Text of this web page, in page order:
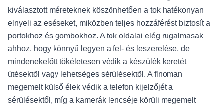
kiválasztott méreteknek köszönhetően a tok hatékonyan
elnyeli az eséseket, miközben teljes hozzáférést biztosít a
portokhoz és gombokhoz. A tok oldalai elég rugalmasak
ahhoz, hogy könnyű legyen a fel- és leszerelése, de
mindenekelőtt tökéletesen védik a készülék keretét
ütésektől vagy lehetséges sérülésektől. A finoman
megemelt külső élek védik a telefon kijelzőjét a
sérülésektől, míg a kamerák lencséje körüli megemelt